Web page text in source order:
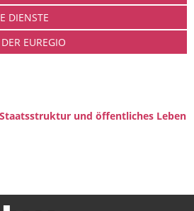
DIENSTE
EUREGIO
und öffentliches Leben